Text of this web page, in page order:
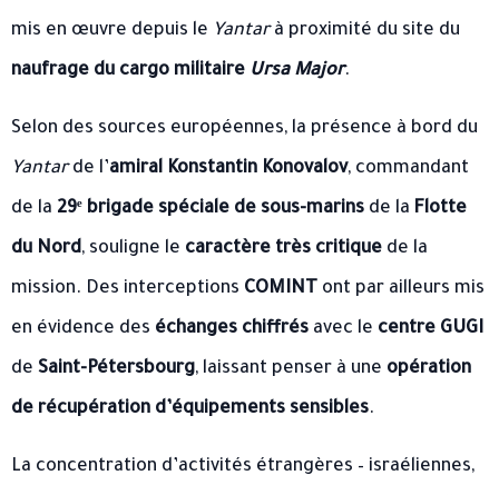
mis en œuvre depuis le Yantarà proximité du site du
naufrage du cargo militaire Ursa Major.
Selon des sources européennes, la présence à bord du
Yantarde l’amiral Konstantin Konovalov, commandant
de la 29ᵉ brigade spéciale de sous-marins de la Flotte
du Nord, souligne le caractère très critique de la
mission. Des interceptions COMINT ont par ailleurs mis
en évidence des échanges chiffrés avec le centre GUGI
de Saint-Pétersbourg, laissant penser à une opération
de récupération d’équipements sensibles.
La concentration d’activités étrangères – israéliennes,